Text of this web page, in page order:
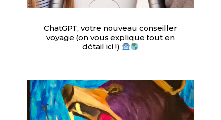
ChatGPT, votre nouveau conseiller
voyage (on vous explique tout en
détail ici !)